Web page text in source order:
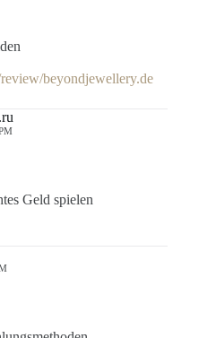
beyondjewellery.de
Geld spielen